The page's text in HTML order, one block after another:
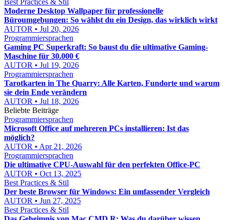
Best Practices & Stil
Moderne Desktop Wallpaper für professionelle
Büroumgebungen: So wählst du ein Design, das wirklich wirkt
AUTOR • Jul 20, 2026
Programmiersprachen
Gaming PC Superkraft: So baust du die ultimative Gaming-
Maschine für 30.000 €
AUTOR • Jul 19, 2026
Programmiersprachen
Tarotkarten in The Quarry: Alle Karten, Fundorte und warum
sie dein Ende verändern
AUTOR • Jul 18, 2026
Beliebte Beiträge
Programmiersprachen
Microsoft Office auf mehreren PCs installieren: Ist das
möglich?
AUTOR • Apr 21, 2026
Programmiersprachen
Die ultimative CPU-Auswahl für den perfekten Office-PC
AUTOR • Oct 13, 2025
Best Practices & Stil
Der beste Browser für Windows: Ein umfassender Vergleich
AUTOR • Jun 27, 2025
Best Practices & Stil